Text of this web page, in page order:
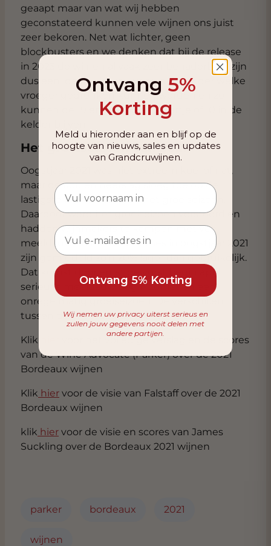
geaapt maar van wat wij hebben
geconstateerd kunnen vele wijnen ons juist
zeer bekoren. Net wat lichter, geen
blockbusters en we denken dat bij de release
in 2023 de wijnen al vaak zeer benaderbaar zijn
dus een ideale vintage voor in de kelder welke
vroeger gedronken kunnen worden en zo
kunnen de 19 en 20 nog een jaartje of 10 in de
kelder blijven.
Het groeiseizoen van 2021
Oogstjaar 2021 was niet extreem koel of nat,
maar de kou en neerslag sloeg toe op de
lastigste momenten van het groeiseizoen.
Daardoor werd het groeiseizoen verstoord en
hadden wijnmakers te kampen met veel
meeldauw en rot. De volumes in oogstjaar 2021
zijn gemiddeld zo’n 20% lager dan gebruikelijk.
Dat komst door ernstige vorst begin april,
serieuze meeldauw begin zomer en een
onregelmatig groeiseizoen. De verschillen
tussen de châteaux zijn echter groot.
Klik
voor het volledige verslag en de scores
van de Wine Advocate (Parker) over de 2021
Bordeaux wijnen
Klik hier voor de visie van Falstaff over de 2021
Bordeaux wijnen
klik hier voor de visie en scores van James
Suckling over de Bordeaux 2021 wijnen
parker bordeaux 2021
wijnen
Ontvang 5%
Korting
Meld u hieronder aan en blijf op de
hoogte van nieuws, sales en updates
van Grandcruwijnen.
Ontvang 5% Korting
Wij nemen uw privacy uiterst serieus en
zullen jouw gegevens nooit delen met
andere partijen.